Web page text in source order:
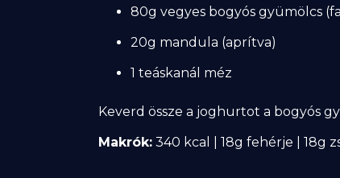
80g vegyes bogyós gyümölcs
20g mandula (aprítva)
1 teáskanál méz
Keverd össze a joghurtot a bogyós
Makrók: 340 kcal | 18g fehérje | 18g